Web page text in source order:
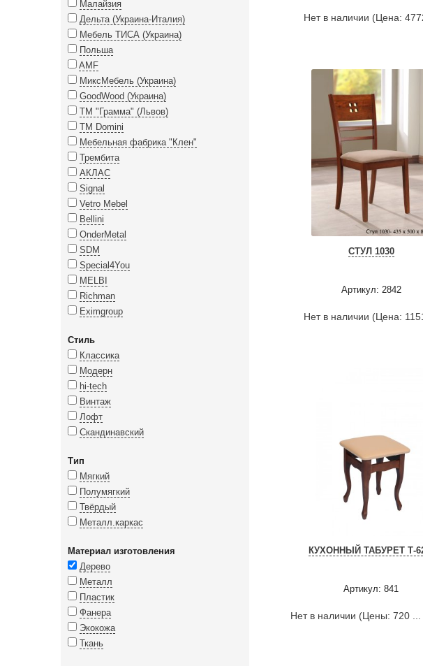
Малайзия
Дельта (Украина-Италия)
Мебель ТИСА (Украина)
Польша
AMF
МиксМебель (Украина)
GoodWood (Украина)
ТМ "Грамма" (Львов)
TM Domini
Мебельная фабрика "Клен"
Трембита
АКЛАС
Signal
Vetro Mebel
Bellini
OnderMetal
SDM
Special4You
MELBI
Richman
Eximgroup
Стиль
Классика
Модерн
hi-tech
Винтаж
Лофт
Скандинавский
Тип
Мягкий
Полумягкий
Твёрдый
Металл.каркас
Материал изготовления
Дерево
Металл
Пластик
Фанера
Экокожа
Ткань
Нет в наличии (Цена:
СТУЛ 1030
Артикул: 2842
Нет в наличии (Цена:
КУХОННЫЙ ТАБУРЕТ Т-
Артикул: 841
Нет в наличии (Цены: 720 ...